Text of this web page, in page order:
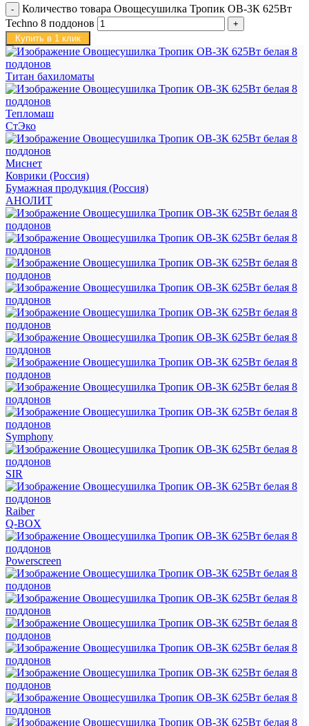
Количество товара Овощесушилка Тропик ОВ-3К 625Вт
Techno 8 поддонов
Купить в 1 клик
Титан бахиломаты
Тепломаш
СтЭко
Миснет
Коврики (Россия)
Бумажная продукция (Россия)
АНОЛИТ
Symphony
SIR
Raiber
Q-BOX
Powerscreen